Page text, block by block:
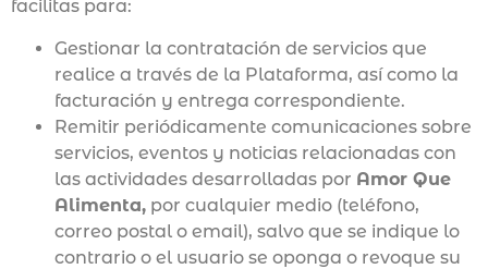
facilitas para:
Gestionar la contratación de servicios que
realice a través de la Plataforma, así como la
facturación y entrega correspondiente.
Remitir periódicamente comunicaciones sobre
servicios, eventos y noticias relacionadas con
las actividades desarrolladas por Amor Que
Alimenta, por cualquier medio (teléfono,
correo postal o email), salvo que se indique lo
contrario o el usuario se oponga o revoque su